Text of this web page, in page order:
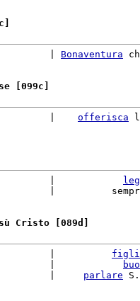
Bonaventura
[099c]
offerisca
|
Cristo [089d]
figli
parlare